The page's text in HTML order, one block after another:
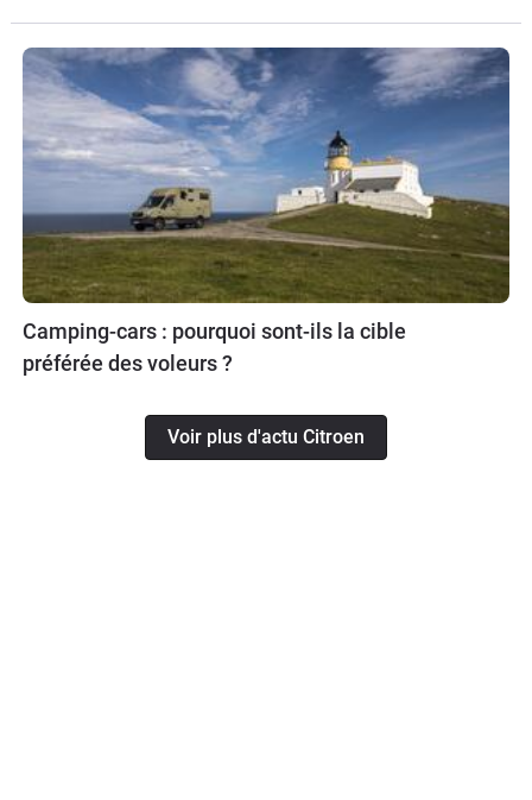
Camping-cars : pourquoi sont-ils la cible
préférée des voleurs ?
Voir plus d'actu Citroen